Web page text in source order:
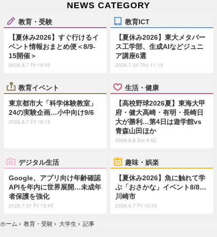
NEWS CATEGORY
教育・受験
【夏休み2026】すぐ行けるイ
ベント情報おまとめ便＜8/9-
15開催＞
2026.8.7 Fri 19:45
教育ICT
【夏休み2026】東大メタバー
ス工学部、生成AIなどジュニ
ア講座6選
2026.7.30 Thu 11:15
教育イベント
東京都市大「科学体験教室」
24の実験企画…小中向け9/6
2026.8.7 Fri 18:15
生活・健康
【高校野球2026夏】東海大甲
府・健大高崎・有明・長崎日
大が勝利…第4日は遊学館vs
青森山田ほか
2026.8.8 Sat 9:52
デジタル生活
Google、アプリ向け年齢確認
APIを年内に世界展開…未成年
者保護を強化
2026.7.31 Fri 13:45
趣味・娯楽
【夏休み2026】魚に触れて学
ぶ「おさかな」イベント8/8…
川崎市
2026.8.7 Fri 10:45
ホーム › 教育・受験 › 大学生 › 記事